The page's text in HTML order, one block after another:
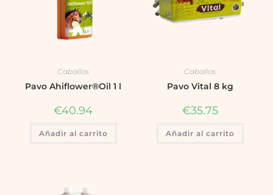
Caballos
Pavo Ahiflower®Oil 1 l
€40.94
Añadir al carrito
Caballos
Pavo Vital 8 kg
€35.75
Añadir al carrito